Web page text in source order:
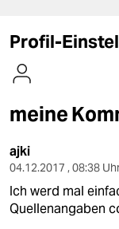
gesellschaft
kultur
sport
berlin
nord
wahrheit
Profil-
meine
ajki
04.12.2017 , 08:38
Ich werd mal
Quellenangaben